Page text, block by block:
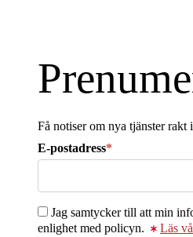
Få notiser om nya tjänster rakt
E-postadress*
Jag samtycker till att min
enlighet med policyn.
Läs